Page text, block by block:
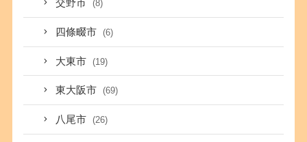
交野市 (8)
四條畷市 (6)
大東市 (19)
東大阪市 (69)
八尾市 (26)